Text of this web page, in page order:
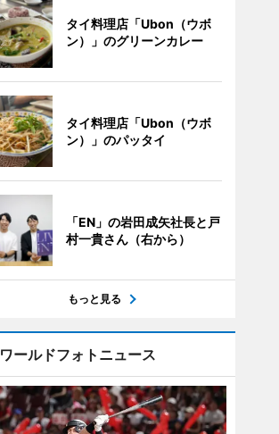
タイ料理店「Ubon（ウボ
ン）」のグリーンカレー
タイ料理店「Ubon（ウボ
ン）」のパッタイ
「EN」の岩田成矢社長と戸
村一貴さん（右から）
もっと見る
ワールドフォトニュース